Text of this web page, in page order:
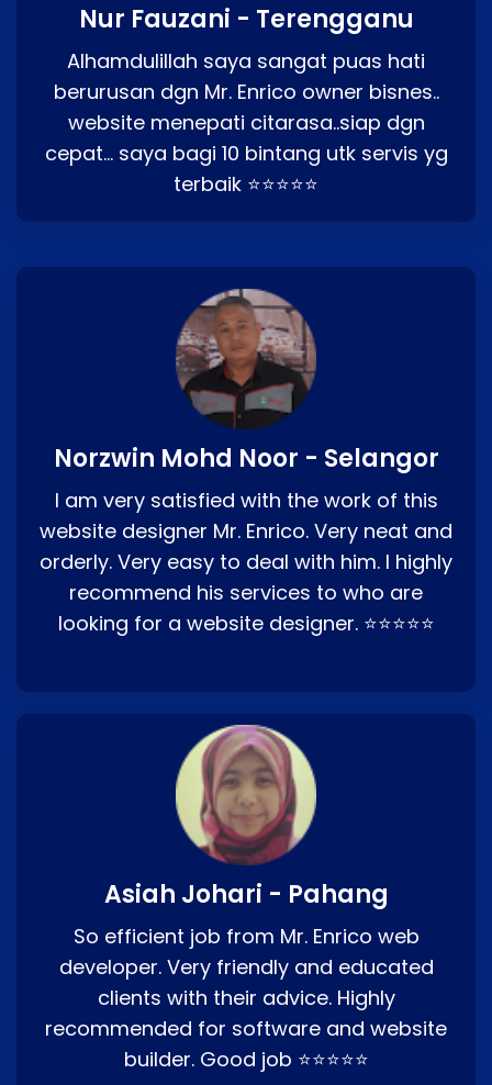
Nur Fauzani - Terengganu
Alhamdulillah saya sangat puas hati
berurusan dgn Mr. Enrico owner bisnes..
website menepati citarasa..siap dgn
cepat… saya bagi 10 bintang utk servis yg
terbaik ⭐⭐⭐⭐⭐
Norzwin Mohd Noor - Selangor
I am very satisfied with the work of this
website designer Mr. Enrico. Very neat and
orderly. Very easy to deal with him. I highly
recommend his services to who are
looking for a website designer. ⭐⭐⭐⭐⭐
Asiah Johari - Pahang
So efficient job from Mr. Enrico web
developer. Very friendly and educated
clients with their advice. Highly
recommended for software and website
builder. Good job ⭐⭐⭐⭐⭐